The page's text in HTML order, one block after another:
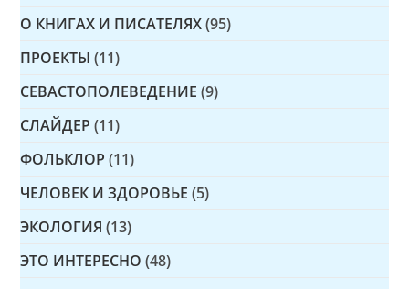
О КНИГАХ И ПИСАТЕЛЯХ (95)
ПРОЕКТЫ (11)
СЕВАСТОПОЛЕВЕДЕНИЕ (9)
СЛАЙДЕР (11)
ФОЛЬКЛОР (11)
ЧЕЛОВЕК И ЗДОРОВЬЕ (5)
ЭКОЛОГИЯ (13)
ЭТО ИНТЕРЕСНО (48)